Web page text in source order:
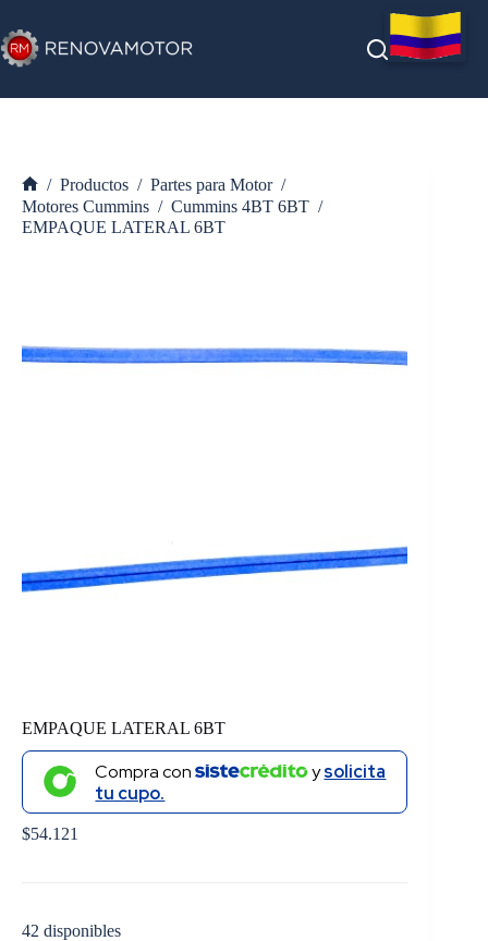
al
contenido
Inicio
/ Productos / Partes para Motor /
Motores Cummins / Cummins 4BT 6BT /
EMPAQUE LATERAL 6BT
EMPAQUE LATERAL 6BT
Compra con ysolicita
tu cupo.
$54.121
42 disponibles